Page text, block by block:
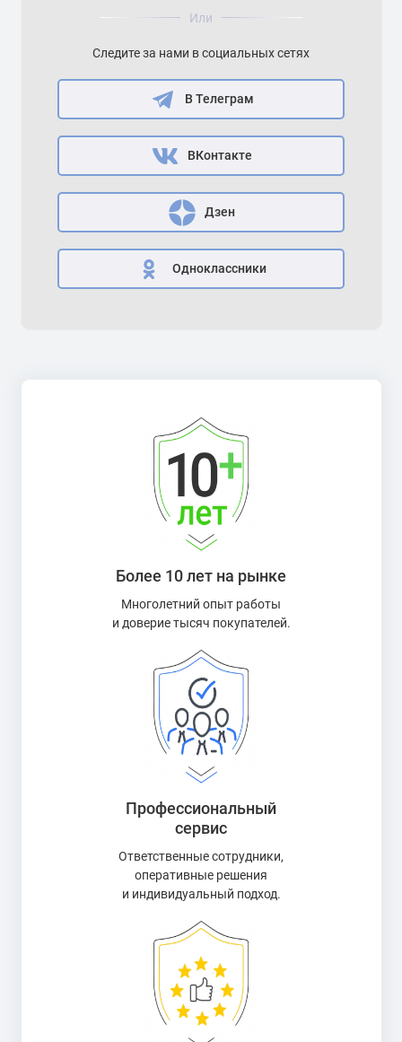
Или
Следите за нами в социальных сетях
В Телеграм
ВКонтакте
Дзен
Одноклассники
Более 10 лет на рынке
Многолетний опыт работы
и доверие тысяч покупателей.
Профессиональный
сервис
Ответственные сотрудники,
оперативные решения
и индивидуальный подход.